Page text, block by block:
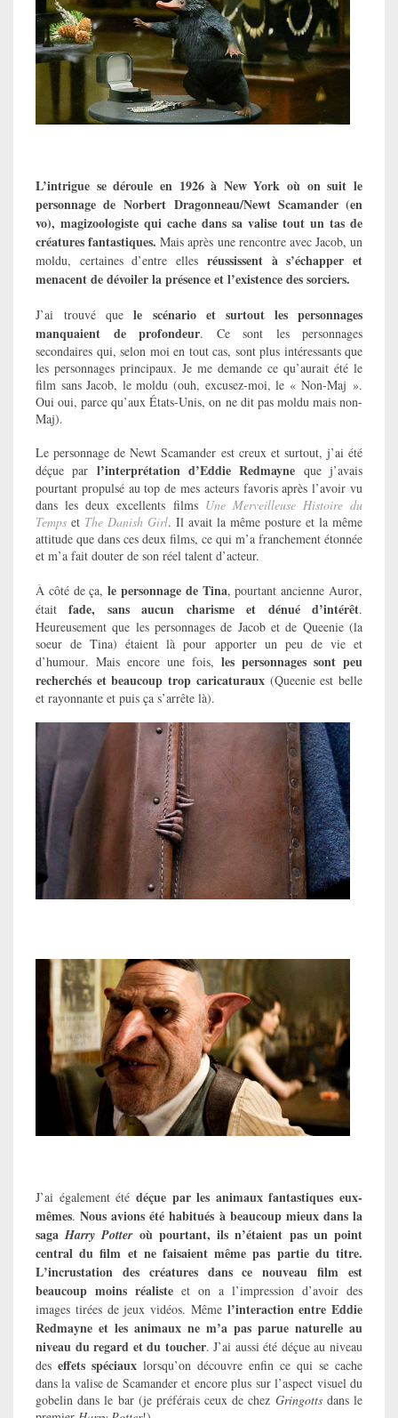
L’intrigue se déroule en 1926 à New York où on suit le
personnage deNorbert Dragonneau/Newt Scamander (en
vo), magizoologiste qui cache dans sa valise tout un tas de
créatures fantastiques.Mais après une rencontre avec Jacob, un
moldu, certaines d’entre elles réussissent à s’échapper et
menacent de dévoiler la présence et l’existence des sorciers.
J’aitrouvé quele scénario et surtout les personnages
manquaient de profondeur. Ce sont les personnages
secondaires qui, selon moi en tout cas, sont plus intéressants que
les personnages principaux. Je me demande ce qu’aurait été le
film sans Jacob, le moldu (ouh, excusez-moi, le « Non-Maj ».
Oui oui, parce qu’aux États-Unis, on ne dit pas moldu mais non-
Maj).
Le personnage deNewt Scamander est creux et surtout, j’ai été
déçue par l’interprétation d’Eddie Redmayne que j’avais
pourtant propulsé au top de mes acteurs favoris après l’avoir vu
dans les deux excellents films Une Merveilleuse Histoire du
Temps et The Danish Girl. Il avait la même posture et la même
attitude que dans ces deux films, ce qui m’a franchement étonnée
et m’a fait douter de son réel talent d’acteur.
À côté de ça,le personnage de Tina, pourtant ancienne Auror,
étaitfade, sans aucun charisme et dénué d’intérêt.
Heureusement que les personnages de Jacob et de Queenie (la
soeur de Tina) étaient là pour apporter un peu de vie et
d’humour. Mais encore une fois, les personnages sont peu
recherchés et beaucoup trop caricaturaux(Queenie est belle
et rayonnante et puis ça s’arrête là).
J’ai également été déçue par les animaux fantastiques eux-
mêmes.Nous avions été habitués à beaucoup mieux dans la
sagaHarry Potteroù pourtant, ils n’étaient pas un point
central du film et ne faisaient même pas partie du titre.
L’incrustation des créatures dans ce nouveau film est
beaucoup moins réaliste et on a l’impression d’avoir des
images tirées de jeux vidéos. Même l’interaction entre Eddie
Redmayne et les animaux ne m’a pas parue naturelle au
niveau du regard et du toucher. J’ai aussi été déçue au niveau
des effets spéciaux lorsqu’on découvre enfin ce qui se cache
dans la valise de Scamander et encore plus sur l’aspect visuel du
gobelin dans le bar (je préférais ceux de chez Gringottsdans le